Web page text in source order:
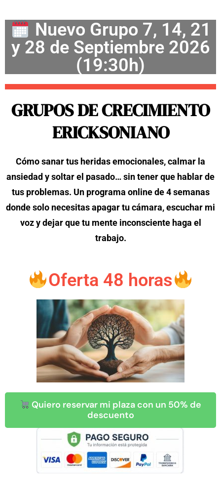
Nuevo Grupo 7, 14, 21
y 28 de Septiembre 2026
(19:30h)
GRUPOS DE CRECIMIENTO
ERICKSONIANO
Cómo sanar tus heridas emocionales, calmar la
ansiedad y soltar el pasado… sin tener que hablar de
tus problemas. Un programa online de 4 semanas
donde solo necesitas apagar tu cámara, escuchar mi
voz y dejar que tu mente inconsciente haga el
trabajo.
Oferta 48 horas
Quiero reservar mi plaza con un 50% de
descuento